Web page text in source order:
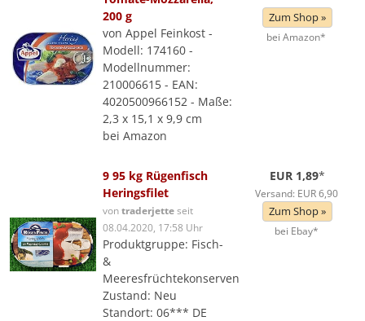
200 g
von Appel Feinkost -
Modell: 174160 -
Modellnummer:
210006615 - EAN:
4020500966152 - Maße:
2,3 x 15,1 x 9,9 cm
bei Amazon
Zum Shop »
bei Amazon*
9 95 kg Rügenfisch
Heringsfilet
vontraderjetteseit
08.04.2020, 17:58 Uhr
Produktgruppe: Fisch-
&
Meeresfrüchtekonserven
Zustand: Neu
Standort: 06*** DE
EUR 1,89*
Versand: EUR 6,90
Zum Shop »
bei Ebay*